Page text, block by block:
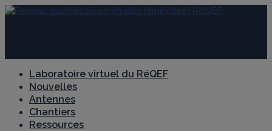
Laboratoire virtuel du RéQEF
Nouvelles
Antennes
Chantiers
Ressources